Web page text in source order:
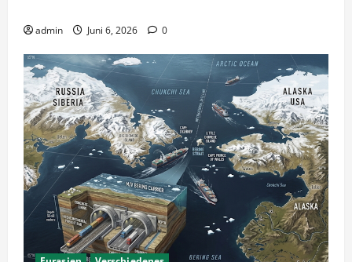
admin Juni 6, 2026 0